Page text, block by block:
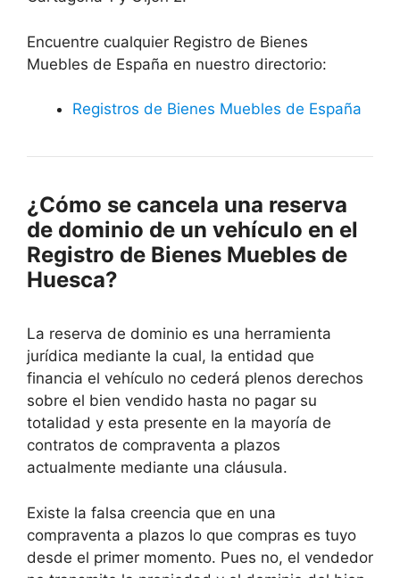
Encuentre cualquier Registro de Bienes
Muebles de España en nuestro directorio:
Registros de Bienes Muebles de España
¿Cómo se cancela una reserva
de dominio de un vehículo en el
Registro de Bienes Muebles de
Huesca?
La reserva de dominio es una herramienta
jurídica mediante la cual, la entidad que
financia el vehículo no cederá plenos derechos
sobre el bien vendido hasta no pagar su
totalidad y esta presente en la mayoría de
contratos de compraventa a plazos
actualmente mediante una cláusula.
Existe la falsa creencia que en una
compraventa a plazos lo que compras es tuyo
desde el primer momento. Pues no, el vendedor